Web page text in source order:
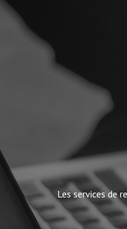
Les services de